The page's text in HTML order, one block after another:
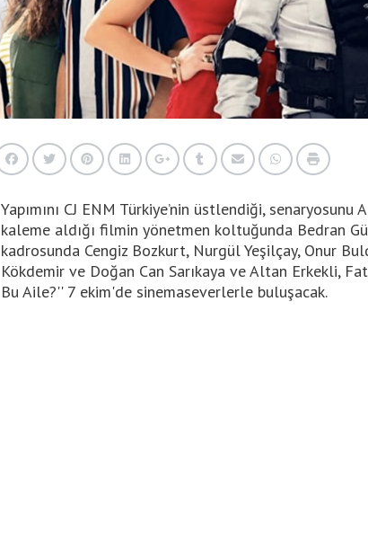
Yapımını CJ ENM Türkiye’nin üstlendiği, senaryosunu
kaleme aldığı filmin yönetmen koltuğunda Bedran
kadrosunda Cengiz Bozkurt, Nurgül Yeşilçay, Onur
Kökdemir ve Doğan Can Sarıkaya ve Altan Erkekli,
Bu Aile?'' 7 ekim'de sinemaseverlerle buluşacak.